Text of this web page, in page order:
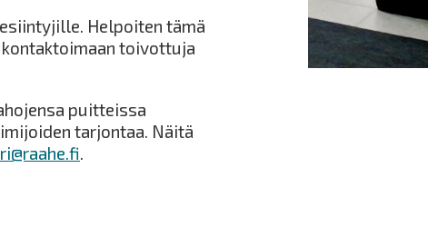
Helpoiten tämä
kontaktoimaan toivottuja
puitteissa
tarjontaa. Näitä
.